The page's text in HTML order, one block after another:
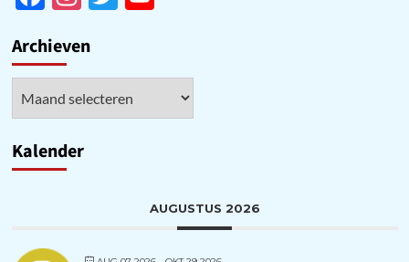
Archieven
Kalender
AUGUSTUS 2026